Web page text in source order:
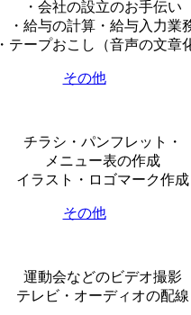
・会社の設立のお手伝い
・給与の計算・給与入力業
・テープおこし（音声の文章
その他
チラシ・パンフレット・
メニュー表の作成
イラスト・ロゴマーク作成
その他
運動会などのビデオ撮影
テレビ・オーディオの配線